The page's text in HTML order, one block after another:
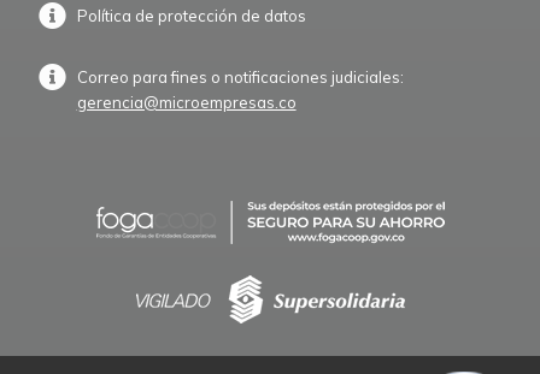
Política de protección de datos
Correo para fines o notificaciones judiciales:
gerencia@microempresas.co